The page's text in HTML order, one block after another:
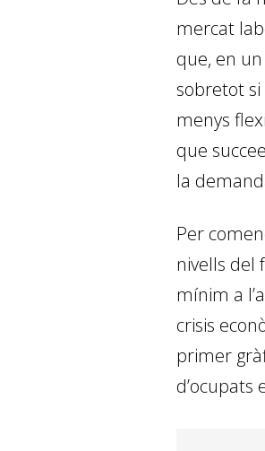
mercat
que, en
sobretot
menys
que
la
Per
nivells del
mínim a
crisis
primer